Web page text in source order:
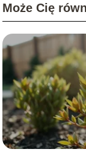
tradycyjną
Może Cię